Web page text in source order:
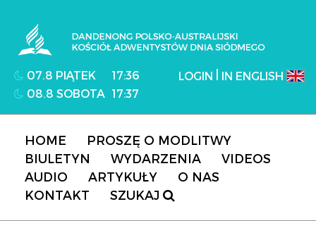
Adwentystów Dnia Siódmego
LOGIN IN ENGLISH
07.8 PIĄTEK
17:36
08.8 SOBOTA 17:37
HOME
PROSZĘ O MODLITWY
BIULETYN
WYDARZENIA
VIDEOS
AUDIO
ARTYKUŁY
O NAS
KONTAKT
SZUKAJ